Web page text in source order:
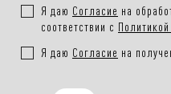
Я даю Согласие на
соответствии с
Я даю Согласие на